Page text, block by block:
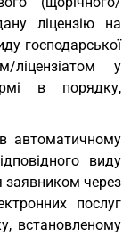
ліцензію на
господарської
ліцензіатом у
в порядку,
автоматичному
виду
заявником через
послуг
встановленому